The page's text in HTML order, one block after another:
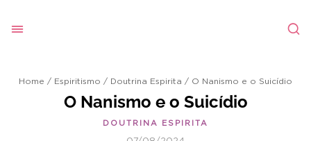
Home / Espiritismo / Doutrina Espirita / O Nanismo e o Suicídio
O Nanismo e o Suicídio
DOUTRINA ESPIRITA